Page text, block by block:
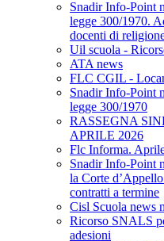
Snadir Info-Point
legge 300/1970.
docenti di
Uil scuola -
ATA news
FLC CGIL -
Snadir Info-Point
legge 300/1970
RASSEGNA
APRILE 2026
Flc Informa.
Snadir Info-Point
la Corte
contratti a termine
Cisl Scuola news
Ricorso SNALS
adesioni